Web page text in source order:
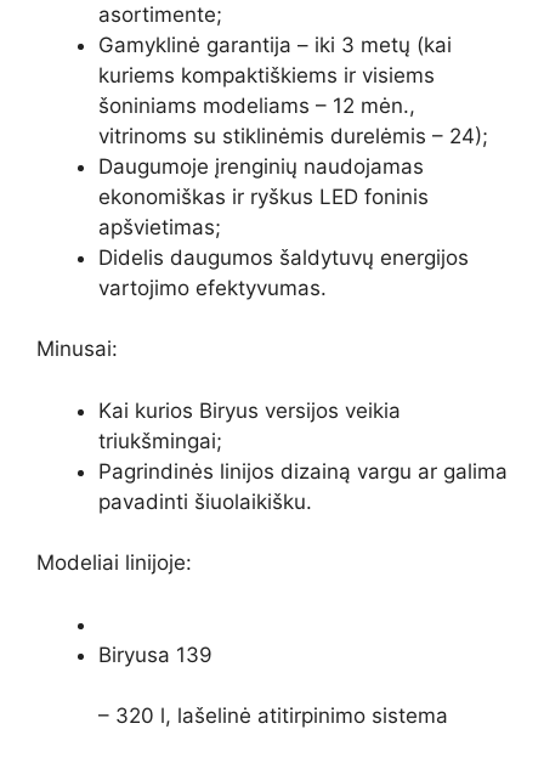
asortimente;
Gamyklinė garantija – iki 3 metų (kai
kuriems kompaktiškiems ir visiems
šoniniams modeliams – 12 mėn.,
vitrinoms su stiklinėmis durelėmis – 24);
Daugumoje įrenginių naudojamas
ekonomiškas ir ryškus LED foninis
apšvietimas;
Didelis daugumos šaldytuvų energijos
vartojimo efektyvumas.
Minusai:
Kai kurios Biryus versijos veikia
triukšmingai;
Pagrindinės linijos dizainą vargu ar galima
pavadinti šiuolaikišku.
Modeliai linijoje:
Biryusa 139
– 320 l, lašelinė atitirpinimo sistema